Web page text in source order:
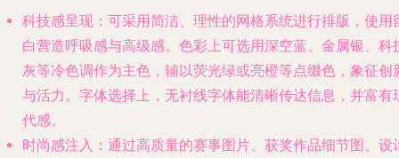
科技感呈现 ：可采用简洁、理性的网格系统进行排版，使用
白营造呼吸感与高级感。色彩上可选用深空蓝、金属银、科
灰等冷色调作为主色，辅以荧光绿或亮橙等点缀色，象征创
与活力。字体选择上，无衬线字体能清晰传达信息，并富有
代感。
时尚感注入 ：通过高质量的赛事图片、获奖作品细节图、设